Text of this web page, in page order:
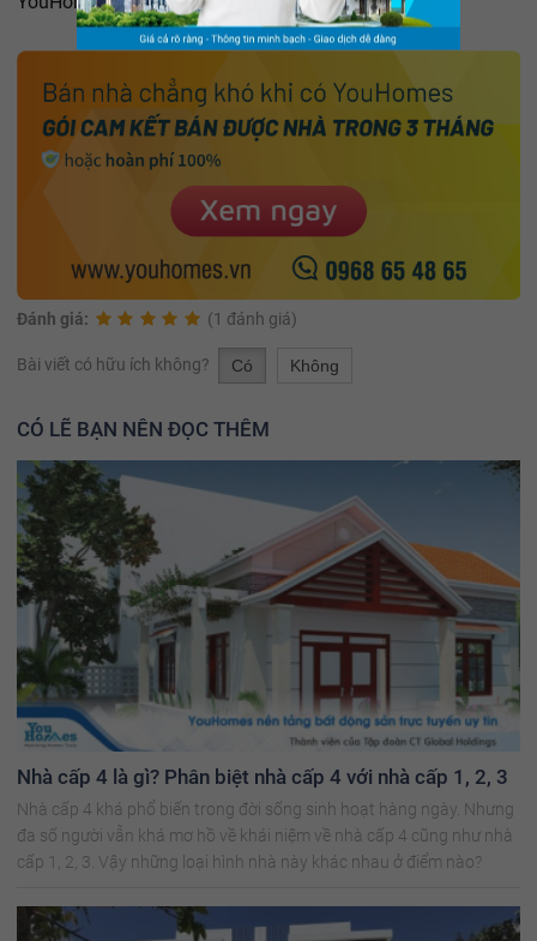
Đánh giá: (1 đánh giá)
Bài viết có hữu ích không? Có Không
CÓ LẼ BẠN NÊN ĐỌC THÊM
Nhà cấp 4 là gì? Phân biệt nhà cấp 4 với nhà cấp 1, 2, 3
Nhà cấp 4 khá phổ biến trong đời sống sinh hoạt hàng ngày. Nhưng
đa số người vẫn khá mơ hồ về khái niệm về nhà cấp 4 cũng như nhà
cấp 1, 2, 3. Vậy những loại hình nhà này khác nhau ở điểm nào?